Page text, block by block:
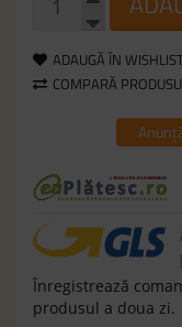
ADAUGĂ ÎN
COMPARĂ
Înregistrează
produsul a doua zi.